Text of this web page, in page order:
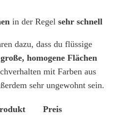
in der Regel sehr schnell
dazu, dass du flüssige
große, homogene Flächen
mit Farben aus
sehr ungewohnt sein.
Preis